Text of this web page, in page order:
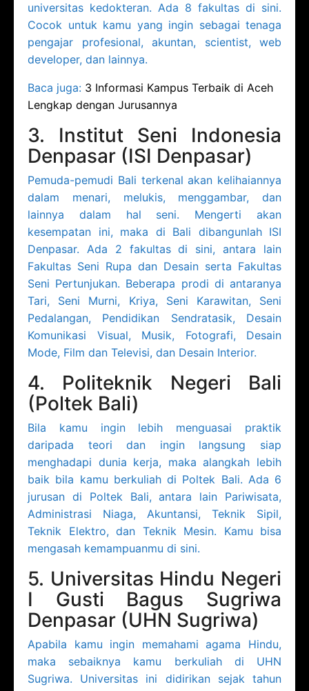
universitas kedokteran. Ada 8 fakultas di sini.
Cocok untuk kamu yang ingin sebagai tenaga
pengajar profesional, akuntan, scientist, web
developer, dan lainnya.
Baca juga: 3 Informasi Kampus Terbaik di Aceh
Lengkap dengan Jurusannya
3. Institut Seni Indonesia
Denpasar (ISI Denpasar)
Pemuda-pemudi Bali terkenal akan kelihaiannya
dalam menari, melukis, menggambar, dan
lainnya dalam hal seni. Mengerti akan
kesempatan ini, maka di Bali dibangunlah ISI
Denpasar. Ada 2 fakultas di sini, antara lain
Fakultas Seni Rupa dan Desain serta Fakultas
Seni Pertunjukan. Beberapa prodi di antaranya
Tari, Seni Murni, Kriya, Seni Karawitan, Seni
Pedalangan, Pendidikan Sendratasik, Desain
Komunikasi Visual, Musik, Fotografi, Desain
Mode, Film dan Televisi, dan Desain Interior.
4. Politeknik Negeri Bali
(Poltek Bali)
Bila kamu ingin lebih menguasai praktik
daripada teori dan ingin langsung siap
menghadapi dunia kerja, maka alangkah lebih
baik bila kamu berkuliah di Poltek Bali. Ada 6
jurusan di Poltek Bali, antara lain Pariwisata,
Administrasi Niaga, Akuntansi, Teknik Sipil,
Teknik Elektro, dan Teknik Mesin. Kamu bisa
mengasah kemampuanmu di sini.
5. Universitas Hindu Negeri
I Gusti Bagus Sugriwa
Denpasar (UHN Sugriwa)
Apabila kamu ingin memahami agama Hindu,
maka sebaiknya kamu berkuliah di UHN
Sugriwa. Universitas ini didirikan sejak tahun